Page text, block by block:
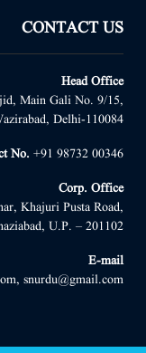
CONTACT US
Head Office
Main Gali No. 9/15,
Delhi-110084
No. +91 98732 00346
Corp. Office
Khajuri Pusta Road,
U.P. – 201102
E-mail
snurdu@gmail.com